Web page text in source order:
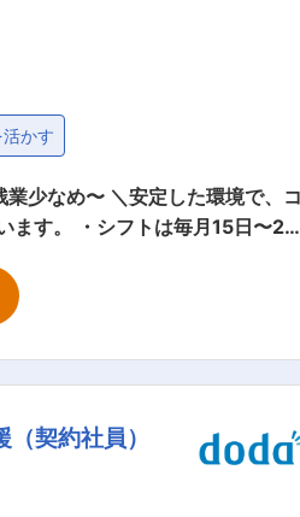
かす
た環境で、コ
ます。 ・シフトは毎月15日〜20
先は明治神宮、麻布十番、恵
ます。 ■職務詳細：
（３）専有部サ
ト業務 ■雇用形態 1
契約社員）